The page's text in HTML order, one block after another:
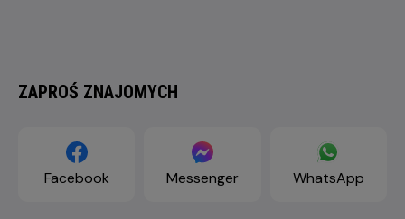
ZAPROŚ ZNAJOMYCH
Facebook Messenger WhatsApp